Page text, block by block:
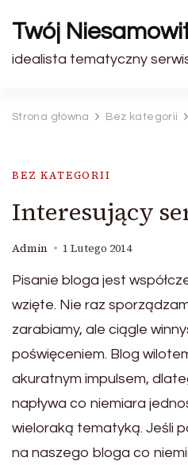
Twój
idealista tematyczny
Strona główna Bez kategorii
BEZ KATEGORII
Interesujący
Admin 1 Lutego 2014
Pisanie bloga jest
wzięte. Nie raz
zarabiamy, ale ciągle
poświęceniem. Blog
akuratnym impulsem,
napływa co niemiara
wieloraką tematyką. Jeśli
na naszego bloga co